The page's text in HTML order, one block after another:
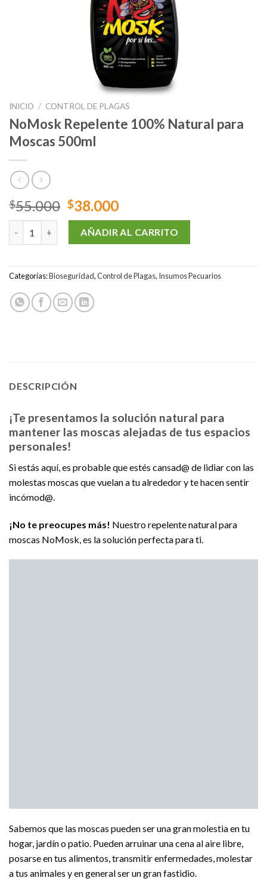
INICIO / CONTROL DE PLAGAS
NoMosk Repelente 100% Natural para
Moscas 500ml
$55.000 El
precio
original
era:
$55.000.
$38.000El
precio
actual
es:
$38.000.
NoMosk Repelente 100% Natural para Moscas 500ml cantidad
AÑADIR AL CARRITO
Categorías:Bioseguridad,Control de Plagas, Insumos Pecuarios
DESCRIPCIÓN
¡Te presentamos la solución natural para
mantener las moscas alejadas de tus espacios
personales!
Si estás aquí, es probable que estés cansad@ de lidiar con las
molestas moscas que vuelan a tu alrededor y te hacen sentir
incómod@.
¡No te preocupes más! Nuestro repelente natural para
moscas NoMosk, es la solución perfecta para ti.
Sabemos que las moscas pueden ser una gran molestia en tu
hogar, jardín o patio. Pueden arruinar una cena al aire libre,
posarse en tus alimentos, transmitir enfermedades, molestar
a tus animales y en general ser un gran fastidio.